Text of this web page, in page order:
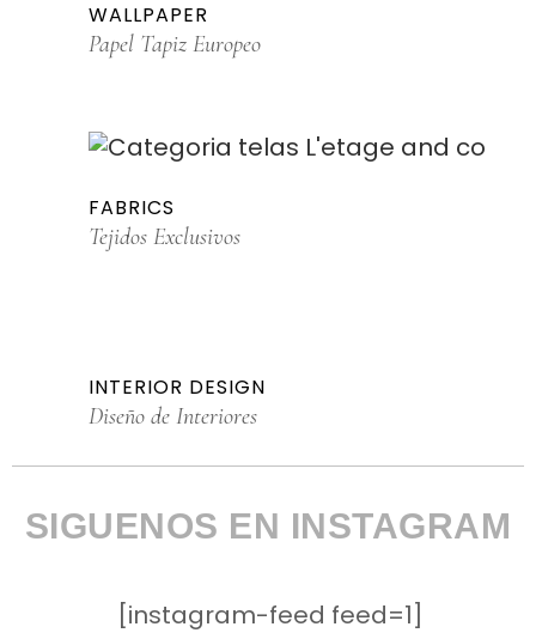
WALLPAPER
Papel Tapiz Europeo
FABRICS
Tejidos Exclusivos
INTERIOR DESIGN
Diseño de Interiores
SIGUENOS EN INSTAGRAM
[instagram-feed feed=1]